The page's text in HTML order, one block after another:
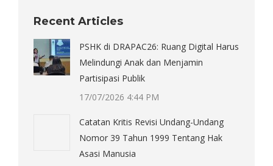
Recent Articles
PSHK di DRAPAC26: Ruang Digital Harus
Melindungi Anak dan Menjamin
Partisipasi Publik
17/07/2026 4:44 PM
Catatan Kritis Revisi Undang-Undang
Nomor 39 Tahun 1999 Tentang Hak
Asasi Manusia